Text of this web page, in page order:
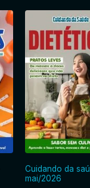
Cuidando da
mai/2026